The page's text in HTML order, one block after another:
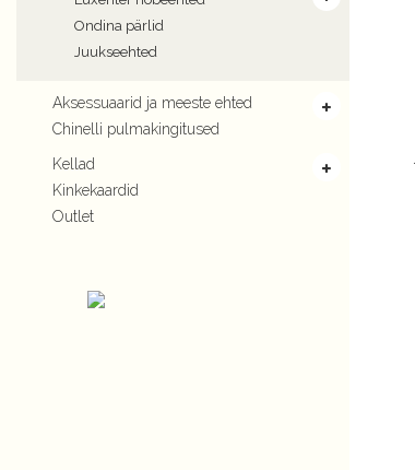
Ondina pärlid
Juukseehted
Aksessuaarid ja meeste ehted
Chinelli pulmakingitused
Kellad
Kinkekaardid
Outlet